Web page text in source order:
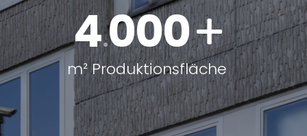
4.000
m² Produktionsfläche